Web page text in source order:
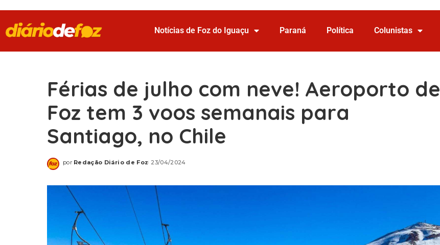
Notícias de Foz do Iguaçu Paraná Política Colunistas
Férias de julho com neve! Aeroporto de
Foz tem 3 voos semanais para
Santiago, no Chile
por Redação Diário de Foz 23/04/2024